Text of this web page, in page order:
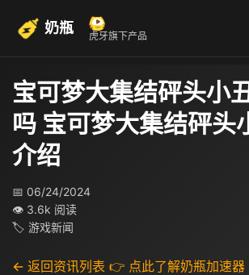
奶瓶 虎牙旗下产品
宝可梦大集结砰头小
吗 宝可梦大集结砰头
介绍
📅 06/24/2024
👁 3.6k 阅读
🏷 游戏新闻
← 返回资讯列表 👉 点此了解奶瓶加速器